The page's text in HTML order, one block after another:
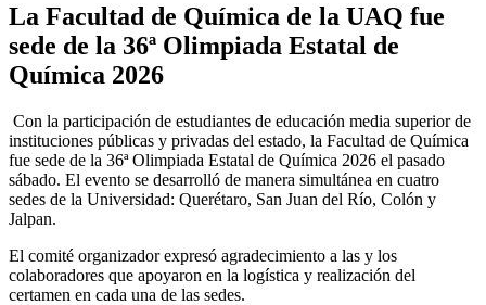
La Facultad de Química de la UAQ fue
sede de la 36ª Olimpiada Estatal de
Química 2026
Con la participación de estudiantes de educación media superior de
instituciones públicas y privadas del estado, la Facultad de Química
fue sede de la 36ª Olimpiada Estatal de Química 2026 el pasado
sábado. El evento se desarrolló de manera simultánea en cuatro
sedes de la Universidad: Querétaro, San Juan del Río, Colón y
Jalpan.
El comité organizador expresó agradecimiento a las y los
colaboradores que apoyaron en la logística y realización del
certamen en cada una de las sedes.